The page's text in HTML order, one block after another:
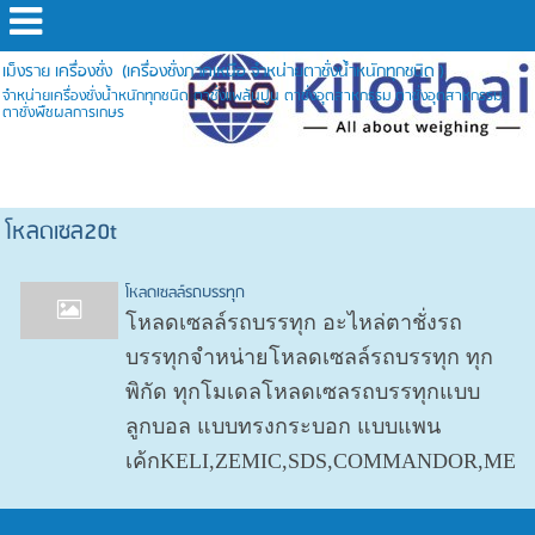
เม็งราย เครื่องชั่ง (เครื่องชั่งภาคเหนือ จำหน่ายตาชั่งน้ำหนักทุกชนิด )
จำหน่ายเครื่องชั่งน้ำหนักทุกชนิด ตาชั่งแพล้นปูน ตาชั่งอุตสาหกรรม ตาชั่งอุตสาหกรรม
ตาชั่งพืชผลการเกษร
โหลดเซล20t
โหลดเซลล์รถบรรทุก
โหลดเซลล์รถบรรทุก อะไหล่ตาชั่งรถ
บรรทุกจำหน่ายโหลดเซลล์รถบรรทุก ทุก
พิกัด ทุกโมเดลโหลดเซลรถบรรทุกแบบ
ลูกบอล แบบทรงกระบอก แบบแพน
เค้ก